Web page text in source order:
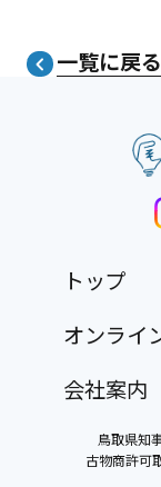
navigate_next一覧に戻る
トップ
オンライ
会社案内
鳥取県知
古物商許可